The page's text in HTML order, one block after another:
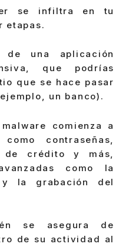
se infiltra en tu
etapas.
de una aplicación
que podrías
que se hace pasar
un banco).
comienza a
contraseñas,
de crédito y más,
como la
la grabación del
se asegura de
de su actividad al